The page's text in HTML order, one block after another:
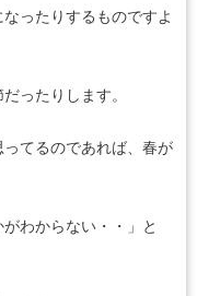
ったりするものですよ
ったりします。
てるのであれば、春が
わからない・・」と